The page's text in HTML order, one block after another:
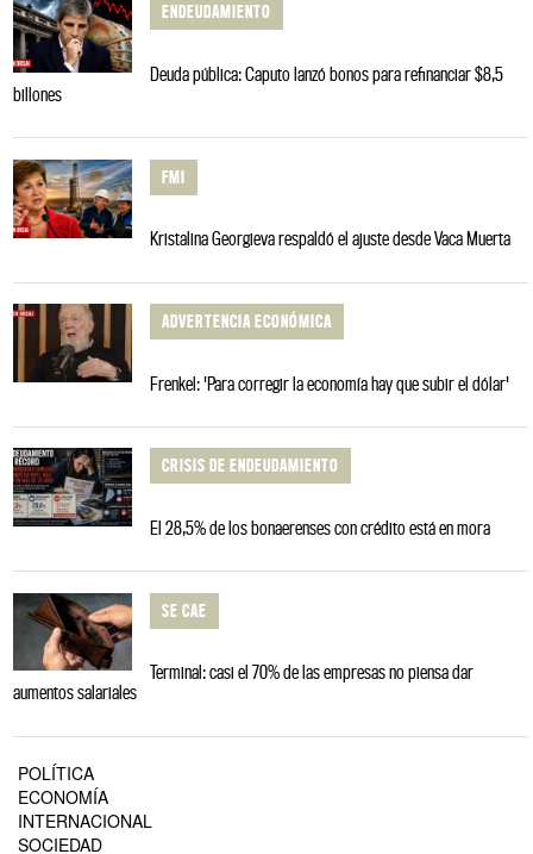
ENDEUDAMIENTO
Deuda pública: Caputo lanzó bonos para refinanciar $8,5
billones
FMI
Kristalina Georgieva respaldó el ajuste desde Vaca Muerta
ADVERTENCIA ECONÓMICA
Frenkel: 'Para corregir la economía hay que subir el dólar'
CRISIS DE ENDEUDAMIENTO
El 28,5% de los bonaerenses con crédito está en mora
SE CAE
Terminal: casi el 70% de las empresas no piensa dar
aumentos salariales
POLÍTICA
ECONOMÍA
INTERNACIONAL
SOCIEDAD